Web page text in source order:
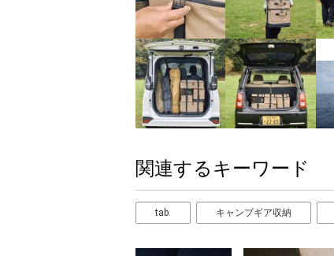
関連するキーワード
tab. キャンプギア収納